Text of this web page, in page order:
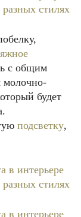
с общим
молочно-
будет
подсветку,